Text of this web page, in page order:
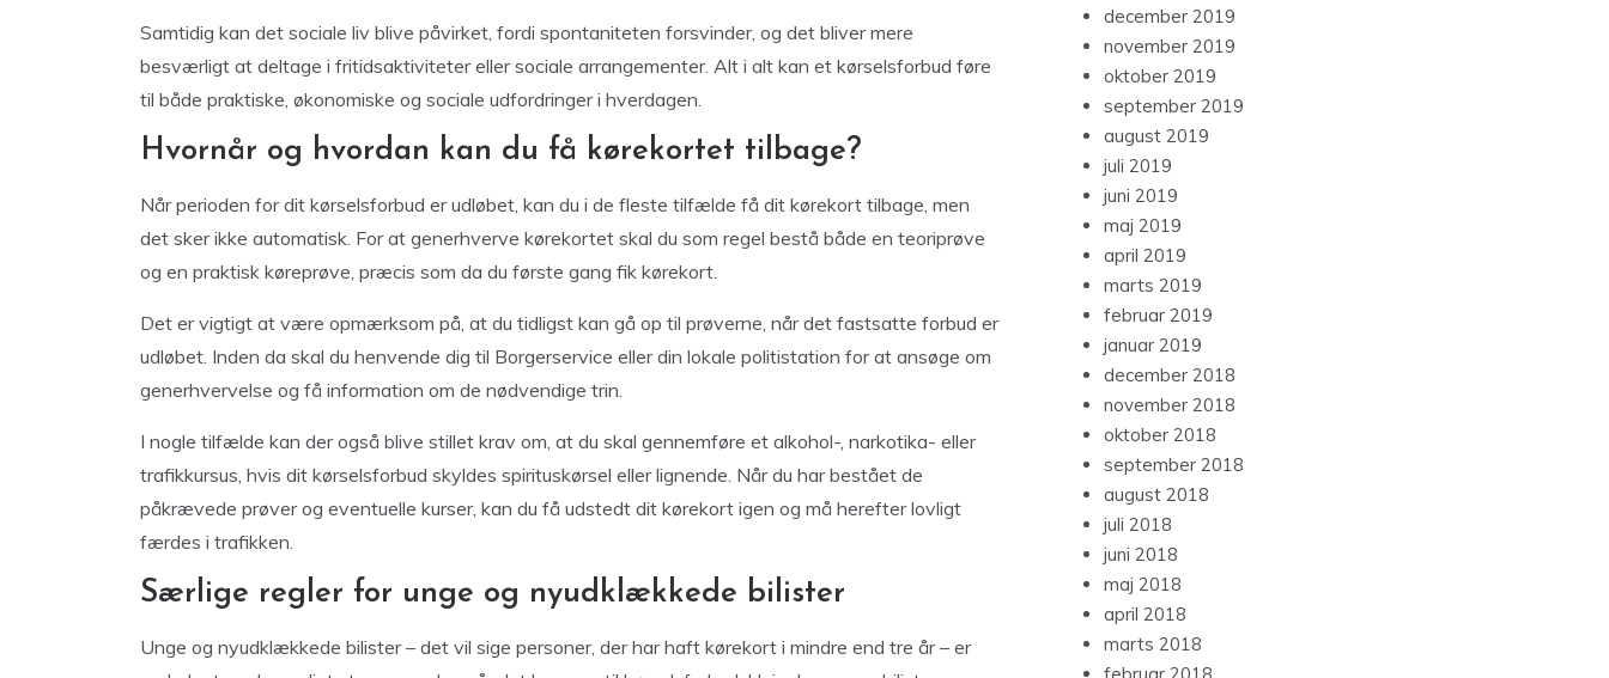
Samtidig kan det sociale liv blive påvirket, fordi spontaniteten forsvinder, og det bliver mere
besværligt at deltage i fritidsaktiviteter eller sociale arrangementer. Alt i alt kan et kørselsforbud føre
til både praktiske, økonomiske og sociale udfordringer i hverdagen.
Hvornår og hvordan kan du få kørekortet tilbage?
Når perioden for dit kørselsforbud er udløbet, kan du i de fleste tilfælde få dit kørekort tilbage, men
det sker ikke automatisk. For at generhverve kørekortet skal du som regel bestå både en teoriprøve
og en praktisk køreprøve, præcis som da du første gang fik kørekort.
Det er vigtigt at være opmærksom på, at du tidligst kan gå op til prøverne, når det fastsatte forbud er
udløbet. Inden da skal du henvende dig til Borgerservice eller din lokale politistation for at ansøge om
generhvervelse og få information om de nødvendige trin.
I nogle tilfælde kan der også blive stillet krav om, at du skal gennemføre et alkohol-, narkotika- eller
trafikkursus, hvis dit kørselsforbud skyldes spirituskørsel eller lignende. Når du har bestået de
påkrævede prøver og eventuelle kurser, kan du få udstedt dit kørekort igen og må herefter lovligt
færdes i trafikken.
Særlige regler for unge og nyudklækkede bilister
Unge og nyudklækkede bilister – det vil sige personer, der har haft kørekort i mindre end tre år – er
december 2019
november 2019
oktober 2019
september 2019
august 2019
juli 2019
juni 2019
maj 2019
april 2019
marts 2019
februar 2019
januar 2019
december 2018
november 2018
oktober 2018
september 2018
august 2018
juli 2018
juni 2018
maj 2018
april 2018
marts 2018